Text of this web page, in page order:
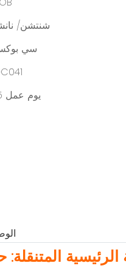
شنتشن/
سي
15 يوم عمل